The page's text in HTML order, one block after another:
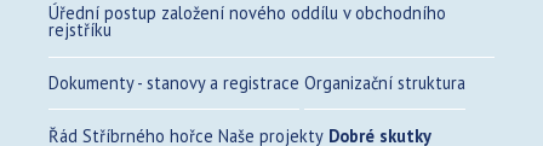
Úřední postup založení nového oddílu v obchodního
rejstříku
Dokumenty - stanovy a registrace Organizační struktura
Řád Stříbrného hořce Naše projekty Dobré skutky